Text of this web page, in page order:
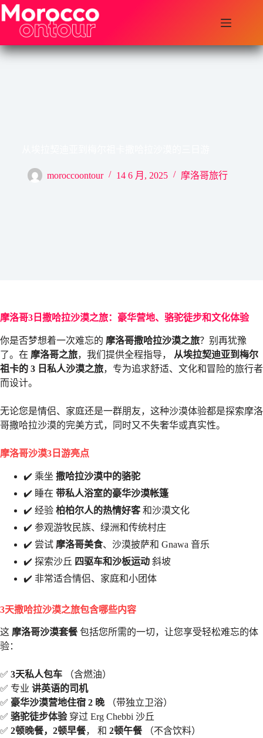
跳
至
容
moroccoontour 14 6 月, 2025 摩洛哥旅行
摩洛哥3日撒哈拉沙漠之旅：豪华营地、骆驼徒步和文化体验
你是否梦想着一次难忘的 摩洛哥撒哈拉沙漠之旅？别再犹豫
了。在 摩洛哥之旅，我们提供全程指导， 从埃拉契迪亚到梅尔
祖卡的 3 日私人沙漠之旅，专为追求舒适、文化和冒险的旅行者
而设计。
无论您是情侣、家庭还是一群朋友，这种沙漠体验都是探索摩洛
哥撒哈拉沙漠的完美方式，同时又不失奢华或真实性。
摩洛哥沙漠3日游亮点
✔️ 乘坐 撒哈拉沙漠中的骆驼
✔️ 睡在 带私人浴室的豪华沙漠帐篷
✔️ 经验 柏柏尔人的热情好客 和沙漠文化
✔️ 参观游牧民族、绿洲和传统村庄
✔️ 尝试 摩洛哥美食、沙漠披萨和 Gnawa 音乐
✔️ 探索沙丘 四驱车和沙板运动 斜坡
✔️ 非常适合情侣、家庭和小团体
3天撒哈拉沙漠之旅包含哪些内容
这 摩洛哥沙漠套餐 包括您所需的一切，让您享受轻松难忘的体
验：
✅ 3天私人包车 （含燃油）
✅ 专业 讲英语的司机
✅ 豪华沙漠营地住宿 2 晚 （带独立卫浴）
✅ 骆驼徒步体验穿过 Erg Chebbi 沙丘
✅ 2顿晚餐，2顿早餐， 和 2顿午餐 （不含饮料）